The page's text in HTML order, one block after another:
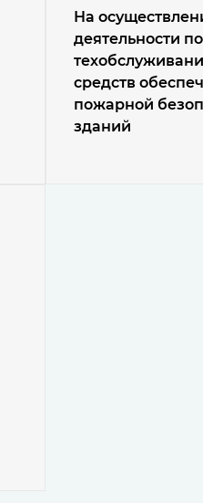
На
деятельности
средств
пожарной
зданий